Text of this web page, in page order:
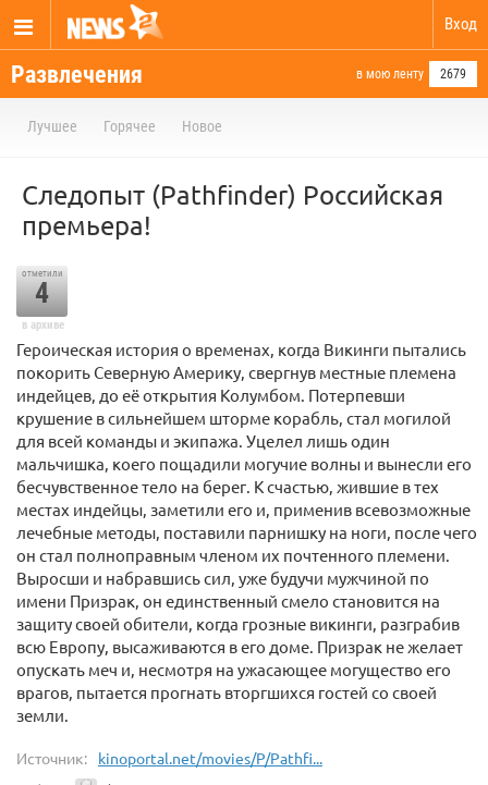
Вход
Развлечения в мою ленту 2679
Лучшее Горячее Новое
Следопыт (Pathfinder) Российская
премьера!
отметили
4
в архиве
Героическая история о временах, когда Викинги пытались
покорить Северную Америку, свергнув местные племена
индейцев, до её открытия Колумбом. Потерпевши
крушение в сильнейшем шторме корабль, стал могилой
для всей команды и экипажа. Уцелел лишь один
мальчишка, коего пощадили могучие волны и вынесли его
бесчувственное тело на берег. К счастью, жившие в тех
местах индейцы, заметили его и, применив всевозможные
лечебные методы, поставили парнишку на ноги, после чего
он стал полноправным членом их почтенного племени.
Выросши и набравшись сил, уже будучи мужчиной по
имени Призрак, он единственный смело становится на
защиту своей обители, когда грозные викинги, разграбив
всю Европу, высаживаются в его доме. Призрак не желает
опускать меч и, несмотря на ужасающее могущество его
врагов, пытается прогнать вторгшихся гостей со своей
земли.
Источник: kinoportal.net/movies/P/Pathfi...